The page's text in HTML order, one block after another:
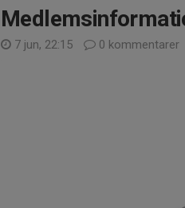
7 jun, 22:15 0 kommentarer